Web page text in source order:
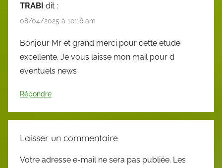
TRABI dit :
08/04/2025 à 10:16 am
Bonjour Mr et grand merci pour cette etude
excellente. Je vous laisse mon mail pour d
eventuels news
Répondre
Laisser un commentaire
Votre adresse e-mail ne sera pas publiée. Les